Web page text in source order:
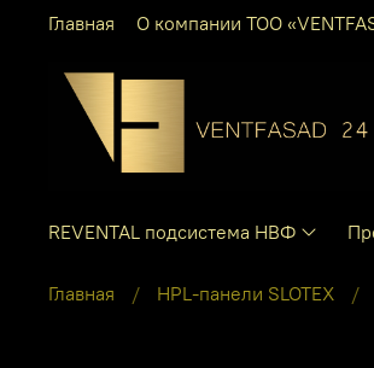
Главная О компании ТОО
REVENTAL подсистема НВФ
Главная HPL-панели SLOTEX